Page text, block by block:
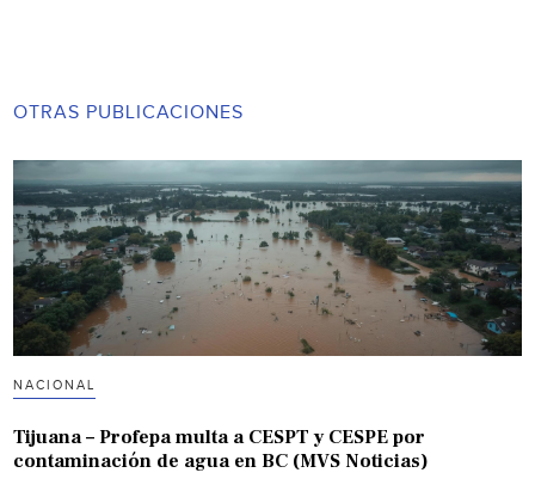
OTRAS PUBLICACIONES
NACIONAL
Tijuana – Profepa multa a CESPT y CESPE por
contaminación de agua en BC (MVS Noticias)